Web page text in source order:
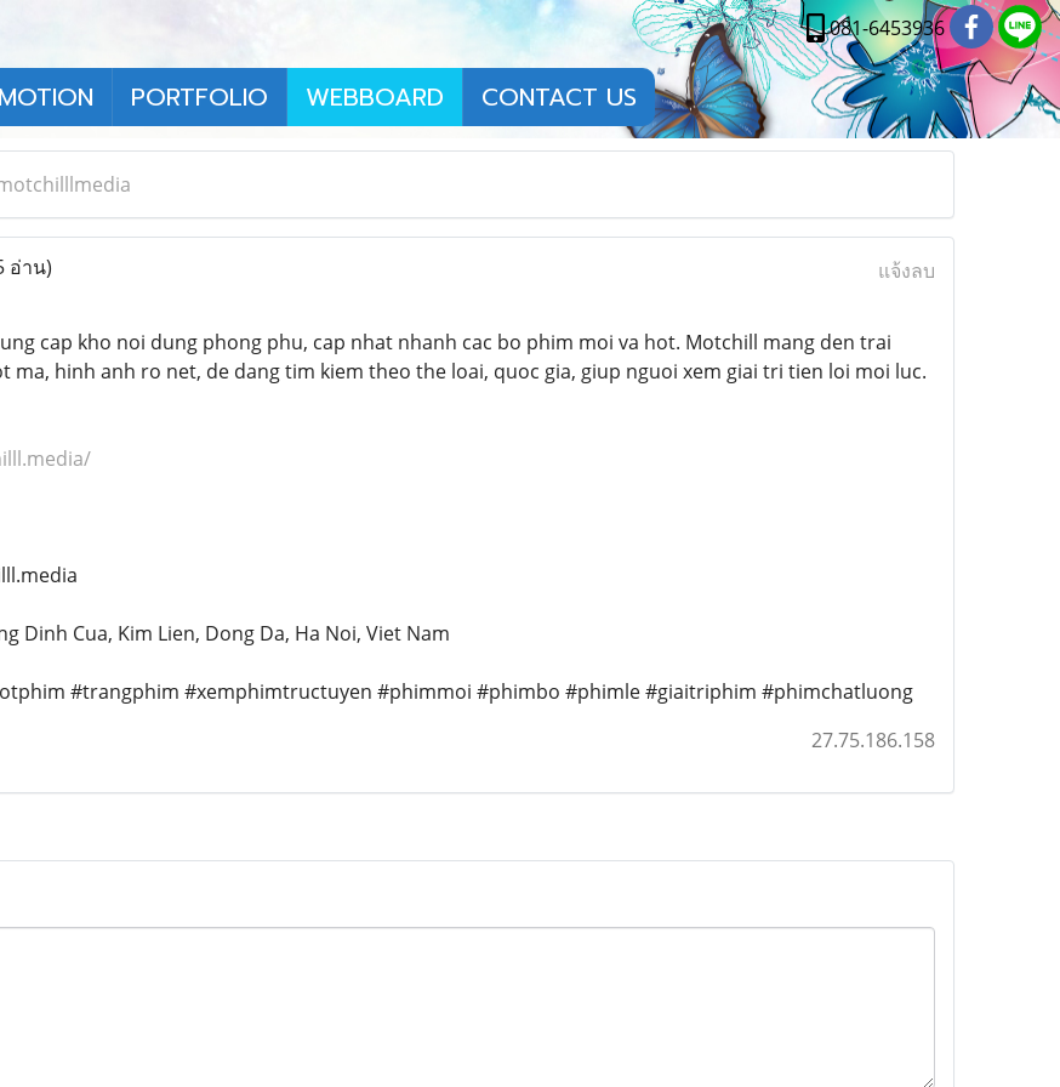
081-6453936
PORTFOLIO WEBBOARD CONTACT US
อ่าน) แจ้งลบ
cap kho noi dung phong phu, cap nhat nhanh cac bo phim moi va hot. Motchill mang den trai
ma, hinh anh ro net, de dang tim kiem theo the loai, quoc gia, giup nguoi xem giai tri tien loi moi luc.
Dinh Cua, Kim Lien, Dong Da, Ha Noi, Viet Nam
#trangphim #xemphimtructuyen #phimmoi #phimbo #phimle #giaitriphim #phimchatluong
27.75.186.158